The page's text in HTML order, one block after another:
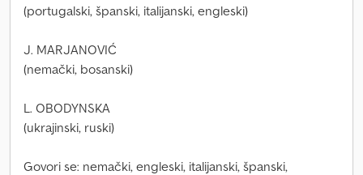
(portugalski, španski, italijanski, engleski)
J. MARJANOVIĆ
(nemački, bosanski)
L. OBODYNSKA
(ukrajinski, ruski)
Govori se: nemački, engleski, italijanski, španski,